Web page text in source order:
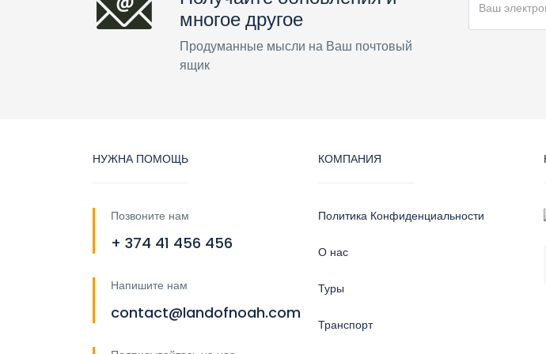
многое другое
Продуманные мысли на Ваш почтовый
ящик
НУЖНА ПОМОЩЬ
Позвоните нам
+ 374 41 456 456
Напишите нам
contact@landofnoah.com
КОМПАНИЯ
Политика Конфиденциальности
О нас
Туры
Транспорт